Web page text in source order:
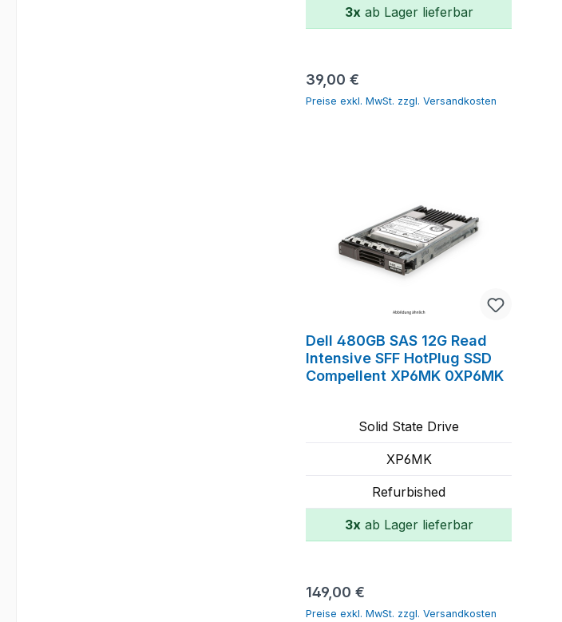
3x ab Lager lieferbar
Regulärer Preis:
39,00 €
Preise exkl. MwSt. zzgl. Versandkosten
Dell 480GB SAS 12G Read
Intensive SFF HotPlug SSD
Compellent XP6MK 0XP6MK
Solid State Drive
XP6MK
Refurbished
3x ab Lager lieferbar
Regulärer Preis:
149,00 €
Preise exkl. MwSt. zzgl. Versandkosten
In den Warenkorb